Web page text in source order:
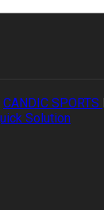
CANDIC SPORTS
Solution